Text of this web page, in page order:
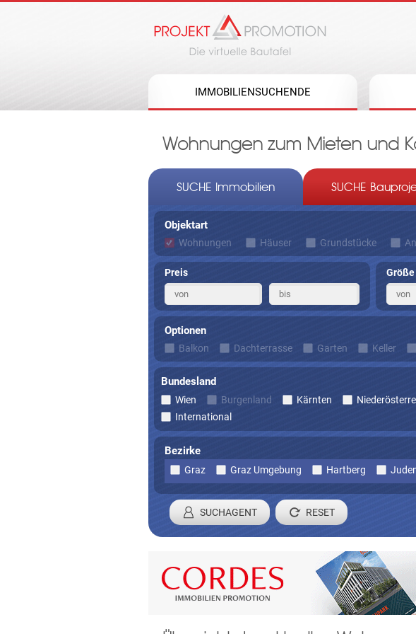
IMMOBILIENSUCHENDE
Wohnungen zum Mieten und
SUCHE Immobilien SUCHE
Objektart
Wohnungen Häuser Grundstücke
Preis Größe
Optionen
Balkon Dachterrasse Garten Keller
Bundesland
Wien Burgenland Kärnten
International
Bezirke
Graz Graz Umgebung Hartberg
SUCHAGENT
Registrieren Sie sich um
E-mail